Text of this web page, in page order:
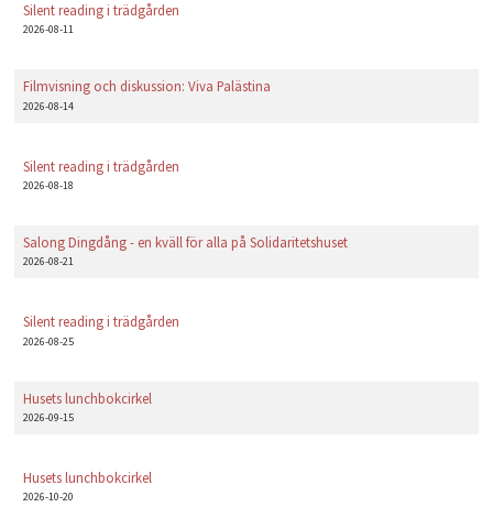
Silent reading i trädgården
2026-08-11
Filmvisning och diskussion: Viva Palästina
2026-08-14
Silent reading i trädgården
2026-08-18
Salong Dingdång - en kväll för alla på Solidaritetshuset
2026-08-21
Silent reading i trädgården
2026-08-25
Husets lunchbokcirkel
2026-09-15
Husets lunchbokcirkel
2026-10-20